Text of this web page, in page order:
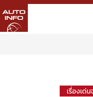
เรื่องเด่